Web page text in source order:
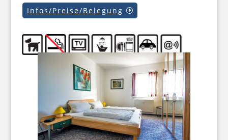
Infos/Preise/Belegung